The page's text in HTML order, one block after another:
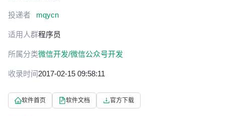
投递者 mqycn
适用人群程序员
所属分类微信开发/微信公众号开发
收录时间2017-02-15 09:58:11
软件首页 软件文档 官方下载